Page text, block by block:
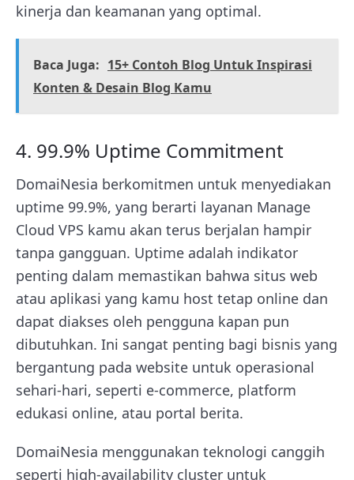
kinerja dan keamanan yang optimal.
Baca Juga: 15+ Contoh Blog Untuk Inspirasi
Konten & Desain Blog Kamu
4. 99.9% Uptime Commitment
DomaiNesia berkomitmen untuk menyediakan
uptime 99.9%, yang berarti layanan Manage
Cloud VPS kamu akan terus berjalan hampir
tanpa gangguan. Uptime adalah indikator
penting dalam memastikan bahwa situs web
atau aplikasi yang kamu host tetap online dan
dapat diakses oleh pengguna kapan pun
dibutuhkan. Ini sangat penting bagi bisnis yang
bergantung pada website untuk operasional
sehari-hari, seperti e-commerce, platform
edukasi online, atau portal berita.
DomaiNesia menggunakan teknologi canggih
seperti high-availability cluster untuk